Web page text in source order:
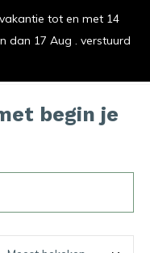
op
begin je
tot en met 14
dan 17 Aug . verstuurd